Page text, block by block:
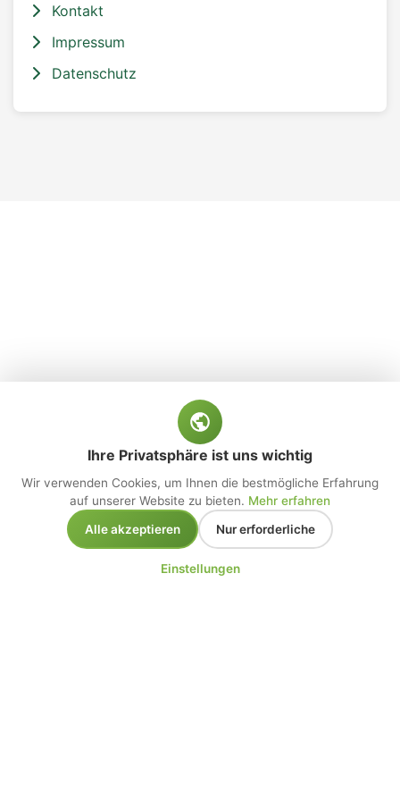
Kontakt
Impressum
Datenschutz
Ihre Privatsphäre ist uns wichtig
Wir verwenden Cookies, um Ihnen die bestmögliche Erfahrung
auf unserer Website zu bieten. Mehr erfahren
Alle akzeptieren
Nur erforderliche
Einstellungen